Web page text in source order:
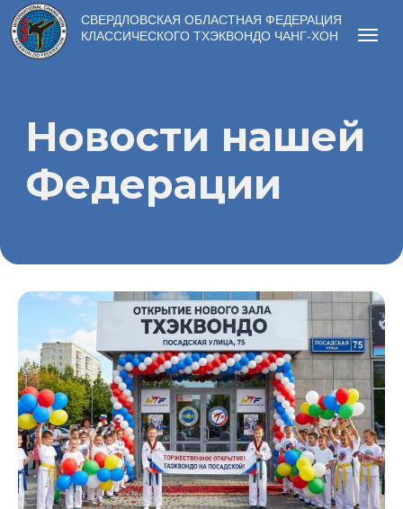
СВЕРДЛОВСКАЯ ОБЛАСТНАЯ ФЕДЕРАЦИЯ
КЛАССИЧЕСКОГО ТХЭКВОНДО ЧАНГ-ХОН
Федерации